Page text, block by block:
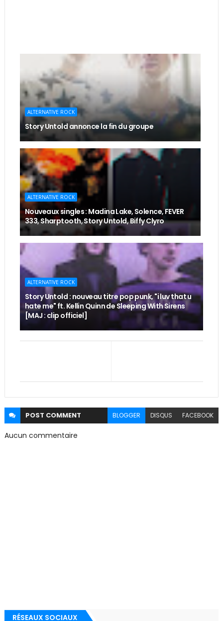
ALTERNATIVE ROCK
Story Untold annonce la fin du groupe
ALTERNATIVE ROCK
Nouveaux singles : Madina Lake, Solence, FEVER
333, Sharptooth, Story Untold, Biffy Clyro
ALTERNATIVE ROCK
Story Untold : nouveau titre pop punk, "i luv that u
hate me" ft. Kellin Quinn de Sleeping With Sirens
[MAJ : clip officiel]
POST COMMENT BLOGGER DISQUS FACEBOOK
Aucun commentaire
RÉSEAUX SOCIAUX